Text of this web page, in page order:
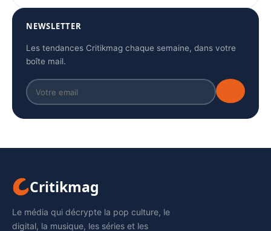
NEWSLETTER
Les tendances Critikmag chaque semaine, dans votre
boîte mail.
Critikmag
Le média qui décrypte la pop culture, le
digital, la musique, les séries et les